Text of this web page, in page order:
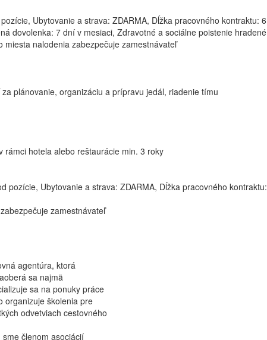
Ubytovanie a strava: ZDARMA, Dĺžka pracovného kontraktu: 6
dovolenka: 7 dní v mesiaci, Zdravotné a sociálne poistenie hradené
nalodenia zabezpečuje zamestnávateľ
plánovanie, organizáciu a prípravu jedál, riadenie tímu
hotela alebo reštaurácie min. 3 roky
pozície, Ubytovanie a strava: ZDARMA, Dĺžka pracovného kontraktu:
zamestnávateľ
agentúra, ktorá
sa najmä
sa na ponuky práce
organizuje školenia pre
odvetviach cestovného
členom asociácií